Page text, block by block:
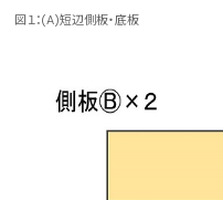
図１：(A)短辺側板・底板